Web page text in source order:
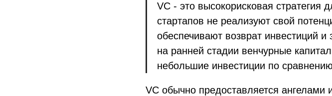
VC - это высокорисковая стратегия
стартапов не реализуют свой
обеспечивают возврат инвестиций
на ранней стадии венчурные
небольшие инвестиции по
VC обычно предоставляется